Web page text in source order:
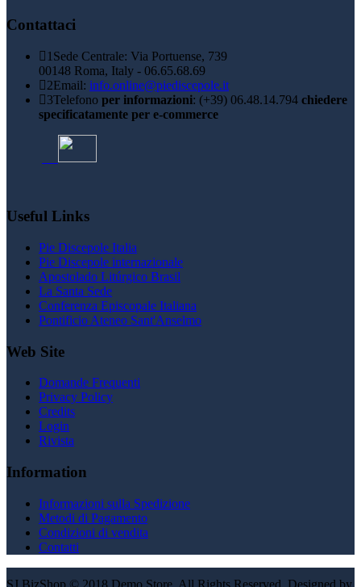
Contattaci
1 Sede Centrale: Via Portuense, 739
00148 Roma, Italy - 06.65.68.69
2Email: info.online@piediscepole.it
3Telefono per informazioni: (+39) 06.48.14.794 chiedere
specificatamente per e-commerce
Useful Links
Pie Discepole Italia
Pie Discepole internazionale
Apostolado Litúrgico Brasil
La Santa Sede
Conferenza Episcopale Italiana
Pontificio Ateneo Sant'Anselmo
Web Site
Domande Frequenti
Privacy Policy
Credits
Login
Rivista
Information
Informazioni sulla Spedizione
Metodi di Pagamento
Condizioni di vendita
Contatti
SJ BizShop © 2018 Demo Store. All Rights Reserved. Designed by